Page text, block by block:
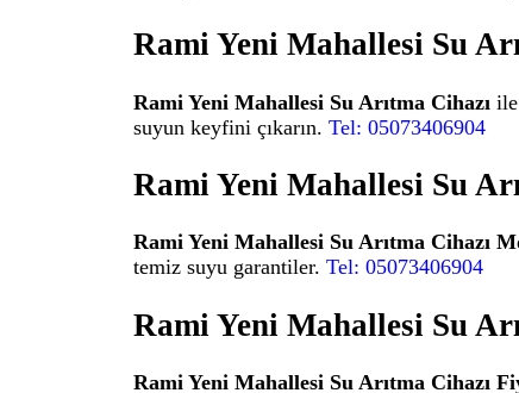
Rami Yeni Mahallesi Su
Rami Yeni Mahallesi Su Arıtma Cihazı
suyun keyfini çıkarın. Tel: 05073406904
Rami Yeni Mahallesi Su
Rami Yeni Mahallesi Su Arıtma Cihazı
temiz suyu garantiler. Tel: 05073406904
Rami Yeni Mahallesi Su
Rami Yeni Mahallesi Su Arıtma Cihazı